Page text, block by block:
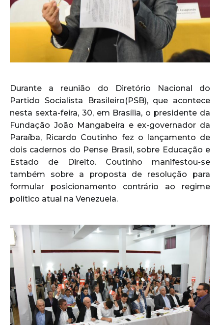
Durante a reunião do Diretório Nacional do
Partido Socialista Brasileiro(PSB), que acontece
nesta sexta-feira, 30, em Brasília, o presidente da
Fundação João Mangabeira e ex-governador da
Paraíba, Ricardo Coutinho fez o lançamento de
dois cadernos do Pense Brasil, sobre Educação e
Estado de Direito. Coutinho manifestou-se
também sobre a proposta de resolução para
formular posicionamento contrário ao regime
político atual na Venezuela.